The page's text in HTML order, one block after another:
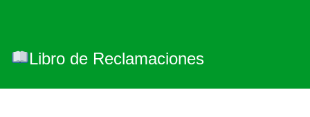
Libro de Reclamaciones